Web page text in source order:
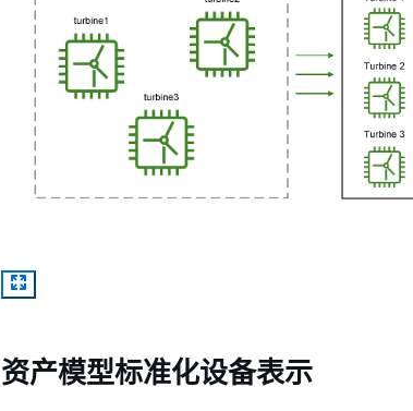
资产模型标准化设备表示